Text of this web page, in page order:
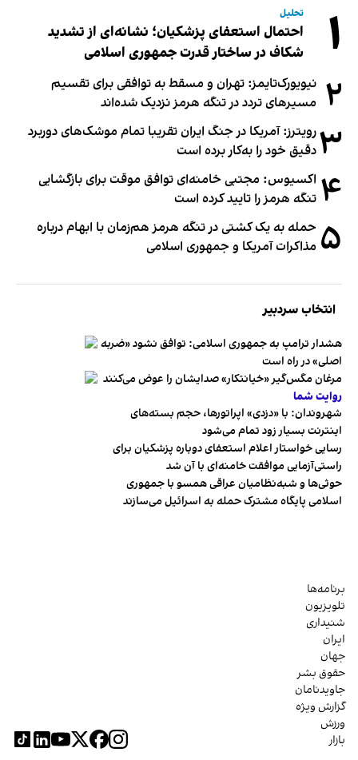
۱ تحلیل
احتمال استعفای پزشکیان؛ نشانه‌ای از تشدید
شکاف در ساختار قدرت جمهوری اسلامی
۲ نیویورک‌تایمز: تهران و مسقط به توافقی برای تقسیم
مسیرهای تردد در تنگه هرمز نزدیک شده‌اند
۳رویترز: آمریکا در جنگ ایران تقریبا تمام موشک‌های دوربرد
دقیق خود را به‌کار برده است
۴ اکسیوس: مجتبی خامنه‌ای توافق موقت برای بازگشایی
تنگه هرمز را تایید کرده است
۵ حمله به یک کشتی در تنگه هرمز هم‌زمان با ابهام درباره
مذاکرات آمریکا و جمهوری اسلامی
انتخاب سردبیر
هشدار ترامپ به جمهوری اسلامی: توافق نشود «ضربه
اصلی» در راه است
مرغان مگس‌گیر «خیانتکار» صدایشان را عوض می‌کنند
روایت شما
شهروندان:‌ با «دزدی» اپراتورها، حجم بسته‌های
اینترنت بسیار زود تمام می‌شود
رسایی خواستار اعلام استعفای دوباره پزشکیان برای
راستی‌آزمایی موافقت خامنه‌ای با آن شد
حوثی‌ها و شبه‌نظامیان عراقی همسو با جمهوری
اسلامی پایگاه مشترک حمله به اسرائیل می‌سازند
برنامه‌ها
تلویزیون
شنیداری
ایران
جهان
حقوق بشر
جاویدنامان
گزارش ویژه
ورزش
بازار